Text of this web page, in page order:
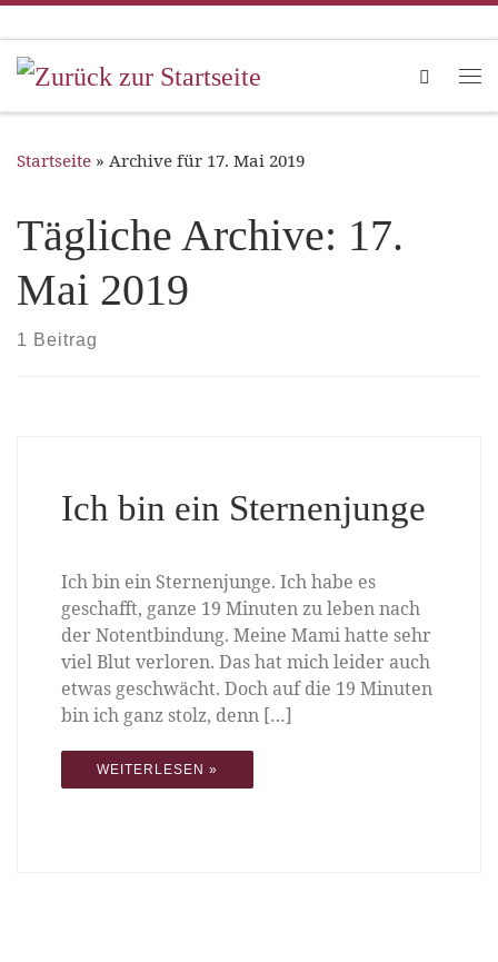
Zum Inhalt springen
Search
Startseite » Archive für 17. Mai 2019
Tägliche Archive: 17.
Mai 2019
1 Beitrag
Ich bin ein Sternenjunge
Ich bin ein Sternenjunge. Ich habe es
geschafft, ganze 19 Minuten zu leben nach
der Notentbindung. Meine Mami hatte sehr
viel Blut verloren. Das hat mich leider auch
etwas geschwächt. Doch auf die 19 Minuten
bin ich ganz stolz, denn […]
WEITERLESEN »